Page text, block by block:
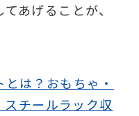
あげることが、
は？おもちゃ・
チールラック収